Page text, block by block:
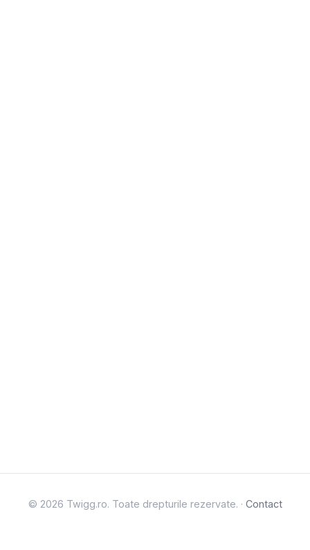
© 2026 Twigg.ro. Toate drepturile rezervate. · Contact